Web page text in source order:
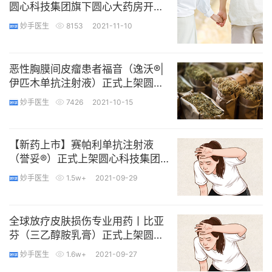
圆心科技集团旗下圆心大药房开启
乳腺癌患者福利项目
妙手医生 8153 2021-11-10
恶性胸膜间皮瘤患者福音（逸沃®|
伊匹木单抗注射液）正式上架圆心
科技集团旗下专业DTP药房
妙手医生 7426 2021-10-15
【新药上市】赛帕利单抗注射液
（誉妥®）正式上架圆心科技集团旗
下专业DTP药房
妙手医生 1.5w+ 2021-09-29
全球放疗皮肤损伤专业用药丨比亚
芬（三乙醇胺乳膏）正式上架圆心
科技集团旗下专业DTP药房
妙手医生 1.6w+ 2021-09-27